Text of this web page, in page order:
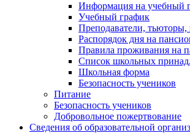
Информация на учебный
Учебный график
Преподаватели, тьюторы,
Распорядок дня на
Правила проживания на
Список школьных
Школьная форма
Безопасность учеников
Питание
Безопасность учеников
Добровольное пожертвование
Сведения об образовательной